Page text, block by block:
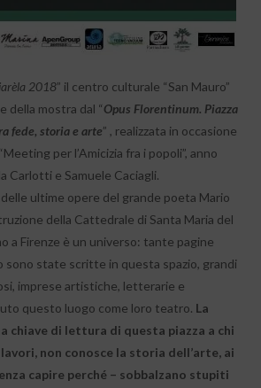
2018” il centro culturale “San Mauro”
della mostra dal “Opus Florentinum. Piazza
fede, storia e arte” , realizzata in occasione
per l’Amicizia fra i popoli”, anno
Carlotti e Samuele Caciagli.
ultime opere del grande poeta Mario
della Cattedrale di Santa Maria del
a Firenze è un universo: tante pagine
sono state scritte in questa spazio, grandi
imprese artistiche, letterarie e
questo luogo come loro teatro. La
chiave di lettura di questa piazza a chi
non conosce la storia dell’arte, ai
capire perché – sobbalzano stupiti